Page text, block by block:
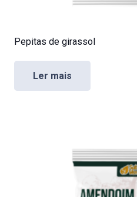
Pepitas de girassol
Ler mais